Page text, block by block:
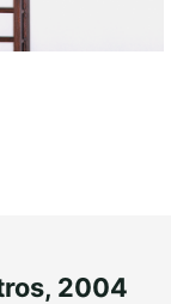
2004